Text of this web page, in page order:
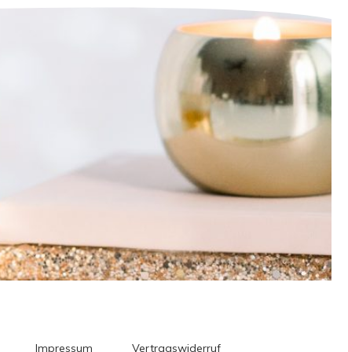
Impressum Vertragswiderruf